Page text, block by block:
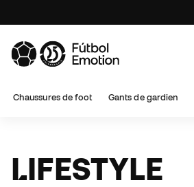
Chaussures de foot Gants de gardien
LIFESTYLE